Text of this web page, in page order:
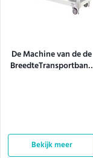
De Machine van de de
BreedteTransportband
Bekijk meer